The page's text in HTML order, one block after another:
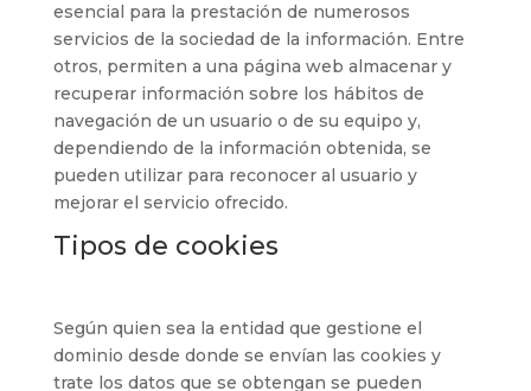
esencial para la prestación de numerosos
servicios de la sociedad de la información. Entre
otros, permiten a una página web almacenar y
recuperar información sobre los hábitos de
navegación de un usuario o de su equipo y,
dependiendo de la información obtenida, se
pueden utilizar para reconocer al usuario y
mejorar el servicio ofrecido.
Tipos de cookies
Según quien sea la entidad que gestione el
dominio desde donde se envían las cookies y
trate los datos que se obtengan se pueden